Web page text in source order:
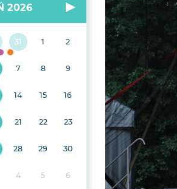
2026
31 1 2
7 8 9
14 15 16
21 22 23
28 29 30
4 5 6